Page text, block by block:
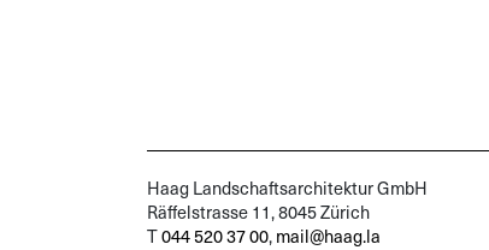
Haag Landschaftsarchitektur GmbH
Räffelstrasse 11, 8045 Zürich
T044 520 37 00,mail@haag.la